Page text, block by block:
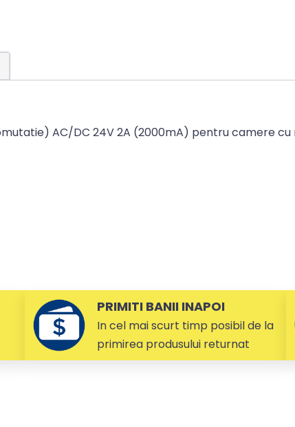
AC/DC 24V 2A (2000mA) pentru camere cu
PRIMITI BANII INAPOI
In cel mai scurt timp posibil de la
primirea produsului returnat